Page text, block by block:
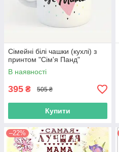
Сімейні білі чашки (кухлі) з
принтом "Сім'я Панд"
В наявності
395 ₴ 505 ₴
Купити
–22%